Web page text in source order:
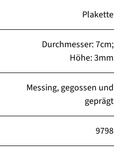
Plakette
Durchmesser: 7cm;
Höhe: 3mm
Messing, gegossen und
geprägt
9798